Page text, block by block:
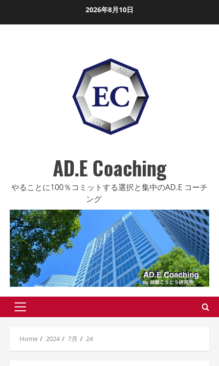
2026年8月10日
AD.E Coaching
やることに100％コミットする選択と集中のAD.E コーチ
ング
Primary
Home 2024 7月 24